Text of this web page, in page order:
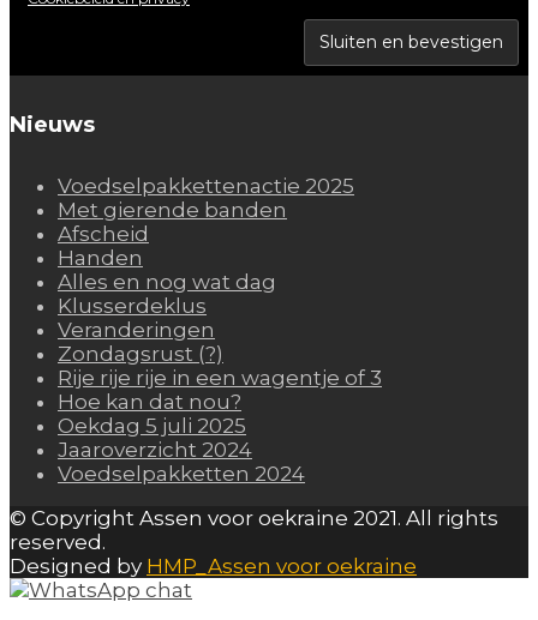
Nieuws
Voedselpakkettenactie 2025
Met gierende banden
Afscheid
Handen
Alles en nog wat dag
Klusserdeklus
Veranderingen
Zondagsrust (?)
Rije rije rije in een wagentje of 3
Hoe kan dat nou?
Oekdag 5 juli 2025
Jaaroverzicht 2024
Voedselpakketten 2024
© Copyright Assen voor oekraine 2021. All rights
reserved.
Designed by HMP_Assen voor oekraine